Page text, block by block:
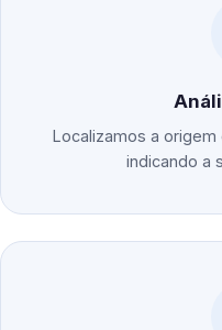
Localizamos a
indicando a